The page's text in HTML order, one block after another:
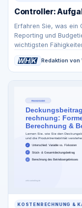
Controller:
Erfahren Sie, was ein
Reporting und
wichtigsten
Redaktion von
KOSTENRECHNUNG &